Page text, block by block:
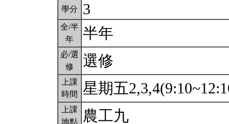
學分 3
全/半
年
半年
必/選
修
選修
上課
時間
星期五
上課
地點
農工九